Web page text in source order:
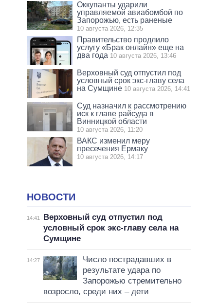
Оккупанты ударили
управляемой авиабомбой по
Запорожью, есть раненые
10 августа 2026, 12:35
Правительство продлило
услугу «Брак онлайн» еще на
два года 10 августа 2026, 13:46
Верховный суд отпустил под
условный срок экс-главу села
на Сумщине 10 августа 2026, 14:41
Суд назначил к рассмотрению
иск к главе райсуда в
Винницкой области
10 августа 2026, 11:20
ВАКС изменил меру
пресечения Ермаку
10 августа 2026, 14:17
НОВОСТИ
14:41
Верховный суд отпустил под
условный срок экс-главу села на
Сумщине
14:27
Число пострадавших в
результате удара по
Запорожью стремительно
возросло, среди них – дети